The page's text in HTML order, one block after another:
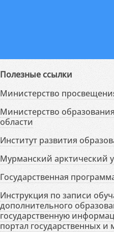
Полезные ссылки
Министерство
Министерство
области
Институт развития
Мурманский арктический
Государственная
Инструкция по записи
дополнительного
государственную
портал государственных и